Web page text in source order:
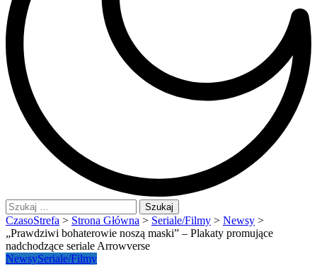
Szukaj:
CzasoStrefa > Strona Główna > Seriale/Filmy > Newsy >
„Prawdziwi bohaterowie noszą maski” – Plakaty promujące
nadchodzące seriale Arrowverse
NewsySeriale/Filmy